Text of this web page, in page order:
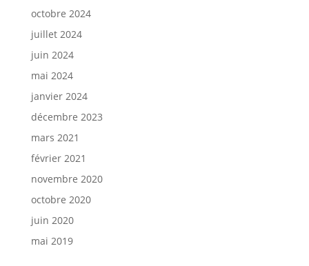
octobre 2024
juillet 2024
juin 2024
mai 2024
janvier 2024
décembre 2023
mars 2021
février 2021
novembre 2020
octobre 2020
juin 2020
mai 2019